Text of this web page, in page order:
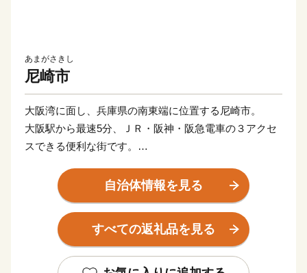
あまがさきし
尼崎市
大阪湾に面し、兵庫県の南東端に位置する尼崎市。
大阪駅から最速5分、ＪＲ・阪神・阪急電車の３アクセ
スできる便利な街です。
■寄附金の使いみち
尼崎市では、14通りの寄附金の使いみちを設けており、
自治体情報を見る
すべての返礼品を見る